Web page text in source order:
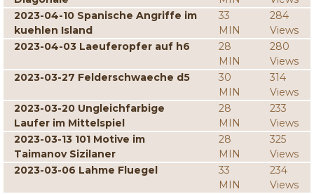
2023-04-10 Spanische Angriffe im
kuehlen Island
33
MIN
284
Views
2023-04-03 Laeuferopfer auf h6
28
MIN
280
Views
2023-03-27 Felderschwaeche d5
30
MIN
314
Views
2023-03-20 Ungleichfarbige
Laufer im Mittelspiel
28
MIN
233
Views
2023-03-13 101 Motive im
Taimanov Sizilaner
28
MIN
325
Views
2023-03-06 Lahme Fluegel
33
MIN
234
Views